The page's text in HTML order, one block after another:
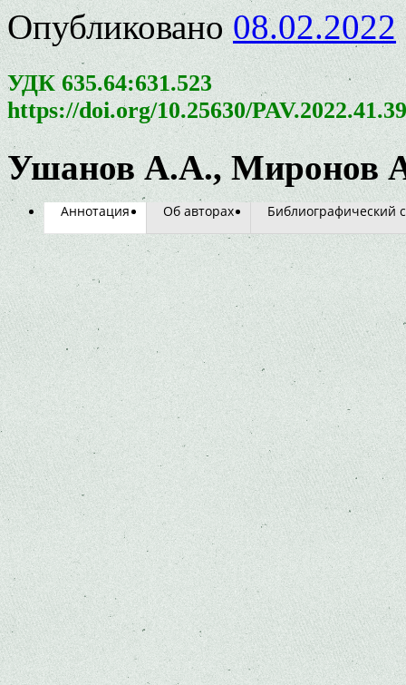
Опубликовано 08.02.2022
УДК 635.64:631.523
https://doi.org/10.25630/
Ушанов А.А., Миронов
Аннотация Об авторах Библиографический